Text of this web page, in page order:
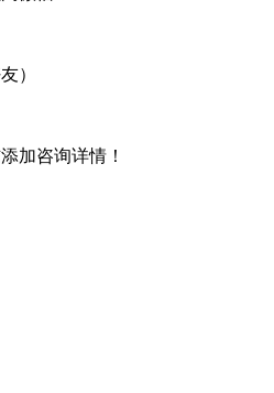
）
加咨询详情！